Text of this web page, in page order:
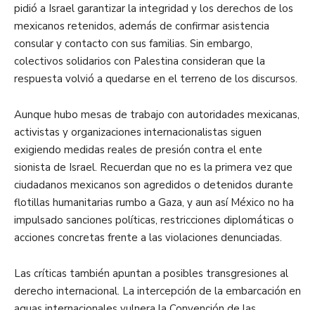
pidió a Israel garantizar la integridad y los derechos de los
mexicanos retenidos, además de confirmar asistencia
consular y contacto con sus familias. Sin embargo,
colectivos solidarios con Palestina consideran que la
respuesta volvió a quedarse en el terreno de los discursos.
Aunque hubo mesas de trabajo con autoridades mexicanas,
activistas y organizaciones internacionalistas siguen
exigiendo medidas reales de presión contra el ente
sionista de Israel. Recuerdan que no es la primera vez que
ciudadanos mexicanos son agredidos o detenidos durante
flotillas humanitarias rumbo a Gaza, y aun así México no ha
impulsado sanciones políticas, restricciones diplomáticas o
acciones concretas frente a las violaciones denunciadas.
Las críticas también apuntan a posibles transgresiones al
derecho internacional. La intercepción de la embarcación en